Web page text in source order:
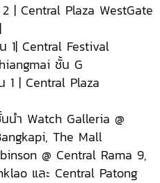
| Central Plaza WestGate
1| Central Festival
ชั้น G
1 | Central Plaza
นำ Watch Galleria @
The Mall
@ Central Rama 9,
และ Central Patong